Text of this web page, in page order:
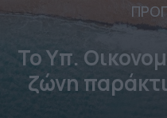
Το Υπ.
ζώνη